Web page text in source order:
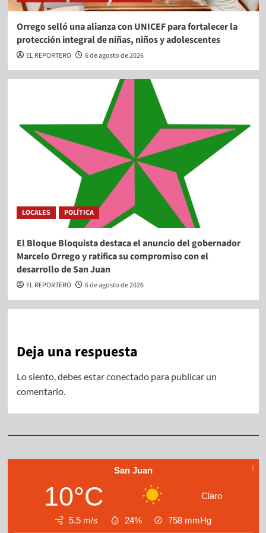
Orrego selló una alianza con UNICEF para fortalecer la
protección integral de niñas, niños y adolescentes
EL REPORTERO 6 de agosto de 2026
LOCALES POLÍTICA
El Bloque Bloquista destaca el anuncio del gobernador
Marcelo Orrego y ratifica su compromiso con el
desarrollo de San Juan
EL REPORTERO 6 de agosto de 2026
Deja una respuesta
Lo siento, debes estarconectadopara publicar un
comentario.
San Juan
10°C Claro
5.5 m/s 24% 758 mmHg